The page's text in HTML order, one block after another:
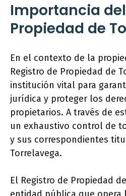
Importancia
Propiedad de
En el contexto de la
Registro de Propiedad de
institución vital para
jurídica y proteger los
propietarios. A través de
un exhaustivo control de
y sus correspondientes
Torrelavega.
El Registro de Propiedad